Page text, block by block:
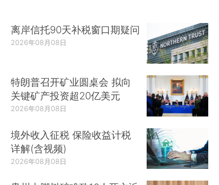
离岸信托90天补税窗口期疑问
2026年08月08日
特朗普召开矿业圆桌会 拟向
关键矿产投资超20亿美元
2026年08月08日
境外收入征税 保险收益计税
详解(含视频)
2026年08月08日